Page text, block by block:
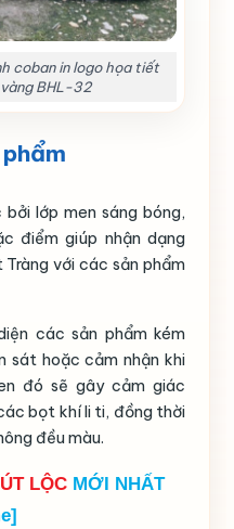
coban in logo họa tiết
BHL-32
lớp men sáng bóng,
điểm giúp nhận dạng
với các sản phẩm
các sản phẩm kém
sát hoặc cảm nhận khi
đó sẽ gây cảm giác
bọt khí li ti, đồng thời
đều màu.
LỘCMỚI NHẤT